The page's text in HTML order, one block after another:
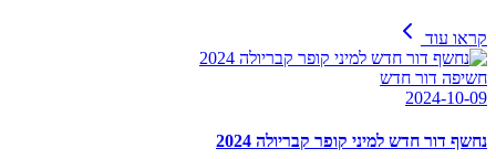
קראו עוד
חשיפה דור חדש
2024-10-09
נחשף דור חדש למיני קופר קבריולה 2024